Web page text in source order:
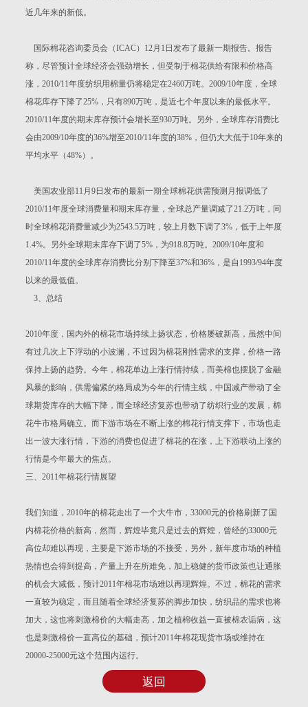
近几年来的新低。
国际棉花咨询委员会（ICAC）12月1日发布了最新一期报告。报告
称，尽管预计全球经济会强劲增长，但受制于棉花供给有限和价格高
涨，2010/11年度纺织用棉量仍将稳定在2460万吨。2009/10年度，全球
棉花库存下降了25%，只有890万吨，是近七个年度以来的最低水平。
2010/11年度的期末库存预计会增长至930万吨。另外，全球库存消费比
会由2009/10年度的36%增至2010/11年度的38%，但仍大大低于10年来的
平均水平（48%）。
美国农业部11月9日发布的最新一期全球棉花供需预测月报调低了
2010/11年度全球消费量和期末库存量，全球总产量调减了21.2万吨，同
时全球棉花消费量减少为2543.5万吨，较上月数下调了3%，低于上年度
1.4%。另外全球期末库存下调了5%，为918.8万吨。2009/10年度和
2010/11年度的全球库存消费比分别下降至37%和36%，是自1993/94年度
以来的最低值。
3、总结
2010年度，国内外的棉花市场持续上扬状态，价格屡破新高，虽然中间
有过几次上下浮动的小波澜，不过因为棉花刚性需求的支撑，价格一路
保持上扬的趋势。今年，棉花单边上涨行情持续，而美棉也摆脱了金融
风暴的影响，供需偏紧的格局成为今年的行情主线，中国减产带动了全
球期货库存的大幅下降，而全球经济复苏也带动了纺织行业的发展，棉
花牛市格局确立。而下游市场在不断上涨的棉花行情支撑下，市场也走
出一波大涨行情，下游的消费也促进了棉花的在涨，上下游联动上涨的
行情是今年最大的焦点。
三、2011年棉花行情展望
我们知道，2010年的棉花走出了一个大牛市，33000元的价格刷新了国
内棉花价格的新高，然而，辉煌毕竟只是过去的辉煌，曾经的33000元
高位却难以再现，主要是下游市场的不接受，另外，新年度市场的种植
热情也会得到提高，产量上升在所难免，加上稳健的货币政策也让通胀
的机会大减低，预计2011年棉花市场难以再现辉煌。不过，棉花的需求
一直较为稳定，而且随着全球经济复苏的脚步加快，纺织品的需求也将
加大，这也将刺激棉价的大幅走高，加之植棉收益一直被棉农诟病，这
也是刺激棉价一直高位的基础，预计2011年棉花现货市场或维持在
20000-25000元这个范围内运行。
返回